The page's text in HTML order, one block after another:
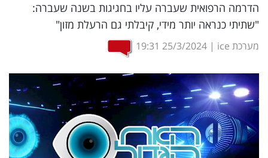
שיווק
ופרסום
מדדים
ומחקרים
דעות
הדרמה הרפואית שעברה עליו בחגיגות בשנה שעברה:
"שתיתי כנראה יותר מידי, קיבלתי גם הרעלת מזון"
מערכת ice |
25/3/2024
19:31